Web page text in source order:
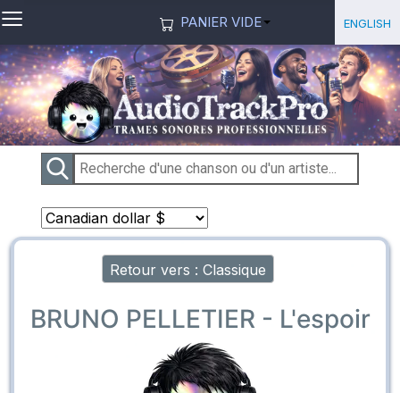
≡ PANIER VIDE English
Retour vers : Classique
BRUNO PELLETIER - L'espoir